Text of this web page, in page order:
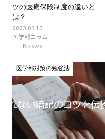
ツの医療保険制度の違いと
は？
2023.09.19
医学部コラム
Kizawa
医学部対策の勉強法